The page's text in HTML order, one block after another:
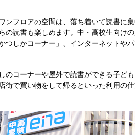
ンフロアの空間は、落ち着いて読書に
の読書も楽しめます。中・高校生向け
つしかコーナー」、インターネットや
のコーナーや屋外で読書ができる子
街で買い物をして帰るといった利用の